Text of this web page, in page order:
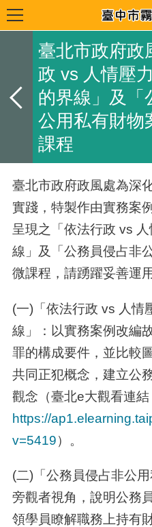
臺北市政府政
政 vs 人情壓
的界線」及「
公用私有財物
課程
臺北市政府政風處為深
實踐，特製作由實務案
呈現之「依法行政 vs
線」及「公務員侵占非
微課程，請踴躍妥善運
(一) 「依法行政 vs 人情
線」：以實務案例改編
罪的構成要件，並比較
共同正犯概念，建立公
觀念（臺北e大觀看連結
https://
v=5419）。
(二) 「公務員侵占非公
旁觀者視角，說明公務
領學員瞭解職務上持有